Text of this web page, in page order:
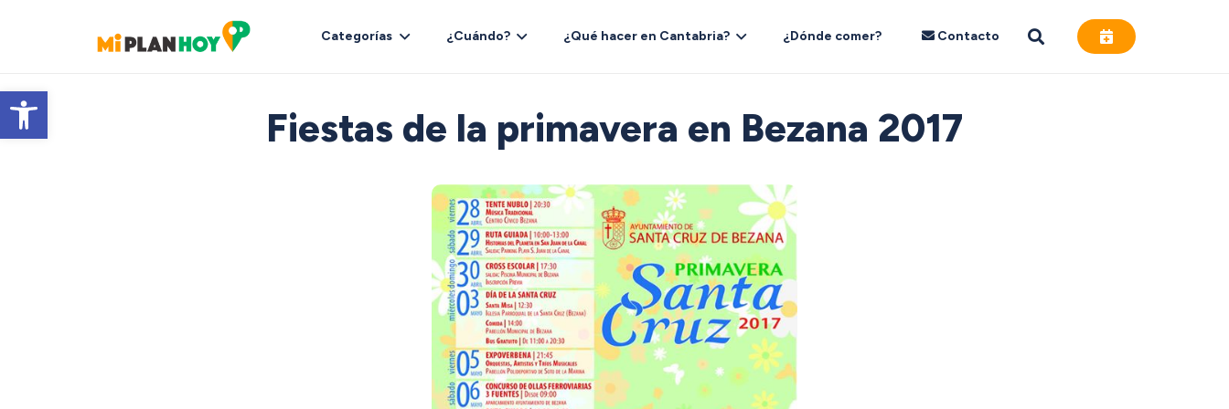
Abrir barra de herramientas
Categorías ¿Cuándo? ¿Qué hacer en Cantabria? ¿Dónde comer? Contacto
Fiestas de la primavera en Bezana 2017